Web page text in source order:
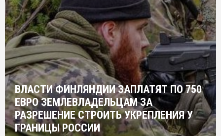
ВЛАСТИ ФИНЛЯНДИИ ЗАПЛАТЯТ ПО 750
ЕВРО ЗЕМЛЕВЛАДЕЛЬЦАМ ЗА
РАЗРЕШЕНИЕ СТРОИТЬ УКРЕПЛЕНИЯ У
ГРАНИЦЫ РОССИИ